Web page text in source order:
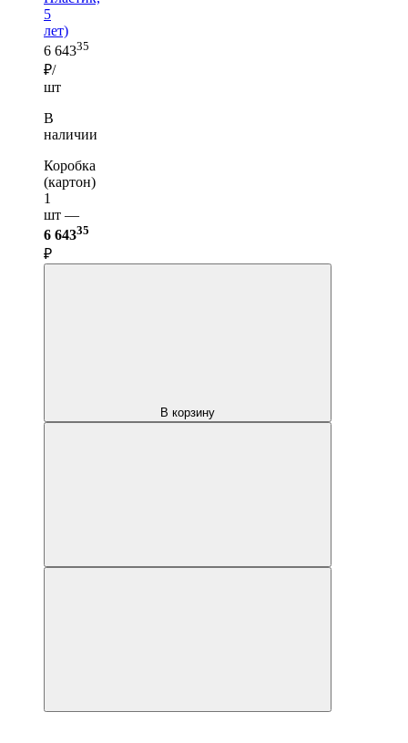
5
лет)
6 64335
₽/
шт
В
наличии
Коробка
(картон)
1
шт —
6 64335
₽
В корзину